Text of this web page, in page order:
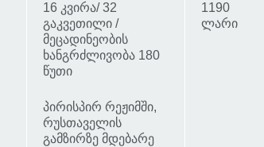
16 კვირა/ 32
გაკვეთილი /
მეცადინეობის
ხანგრძლივობა 180
წუთი
პირისპირ რეჟიმში,
რუსთაველის
გამზირზე მდებარე
1190
ლარი